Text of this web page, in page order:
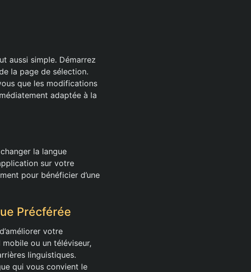
aussi simple. Démarrez
la page de sélection.
que les modifications
adaptée à la
la langue
sur votre
pour bénéficier d’une
Précférée
votre
ou un téléviseur,
linguistiques.
qui vous convient le